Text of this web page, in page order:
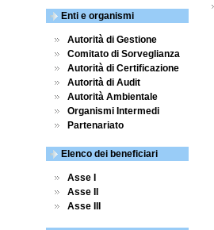
Enti e organismi
Autorità di Gestione
Comitato di Sorveglianza
Autorità di Certificazione
Autorità di Audit
Autorità Ambientale
Organismi Intermedi
Partenariato
Elenco dei beneficiari
Asse I
Asse II
Asse III